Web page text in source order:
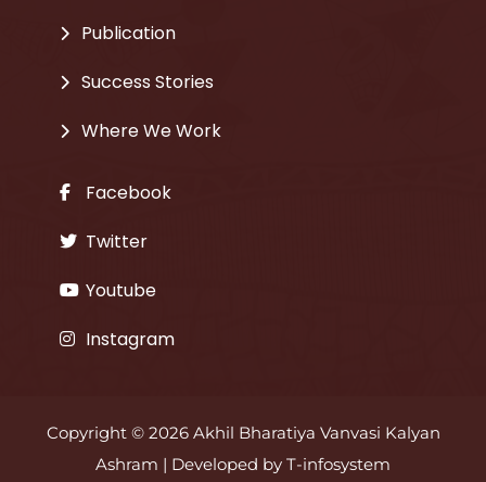
Publication
Success Stories
Where We Work
Facebook
Twitter
Youtube
Instagram
Copyright © 2026 Akhil Bharatiya Vanvasi Kalyan
Ashram | Developed by T-infosystem